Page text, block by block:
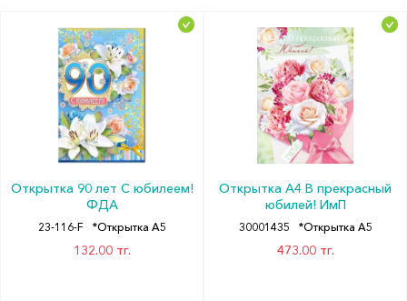
Открытка 90 лет С юбилеем!
ФДА
23-116-F *Открытка А5
132.00 тг.
Открытка А4 В прекрасный
юбилей! ИмП
30001435 *Открытка А5
473.00 тг.